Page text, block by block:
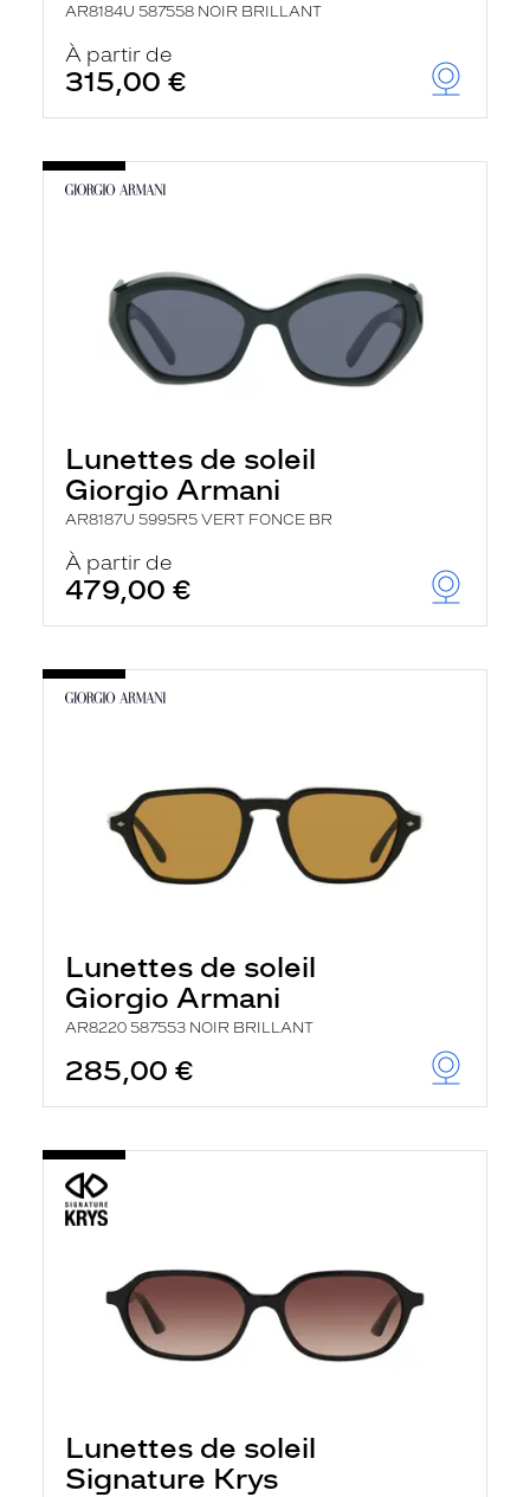
AR8184U 587558 NOIR BRILLANT
À partir de
315,00 €
Lunettes de soleil
Giorgio Armani
AR8187U 5995R5 VERT FONCE BR
À partir de
479,00 €
Lunettes de soleil
Giorgio Armani
AR8220 587553 NOIR BRILLANT
285,00 €
Lunettes de soleil
Signature Krys